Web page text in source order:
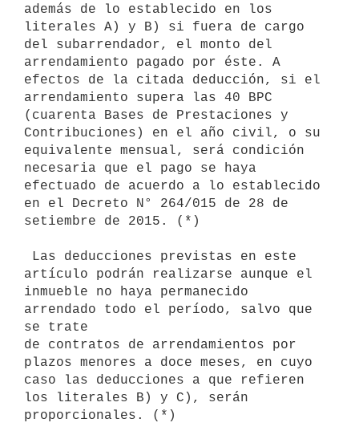
además de lo establecido en los
literales A) y B) si fuera de cargo
del subarrendador, el monto del
arrendamiento pagado por éste. A
efectos de la citada deducción, si el
arrendamiento supera las 40 BPC
(cuarenta Bases de Prestaciones y
Contribuciones) en el año civil, o su
equivalente mensual, será condición
necesaria que el pago se haya
efectuado de acuerdo a lo establecido
en el Decreto N° 264/015 de 28 de
setiembre de 2015. (*)
artículo podrán realizarse aunque el
inmueble no haya permanecido
arrendado todo el período, salvo que
se trate
de contratos de arrendamientos por
plazos menores a doce meses, en cuyo
caso las deducciones a que refieren
los literales B) y C), serán
proporcionales. (*)